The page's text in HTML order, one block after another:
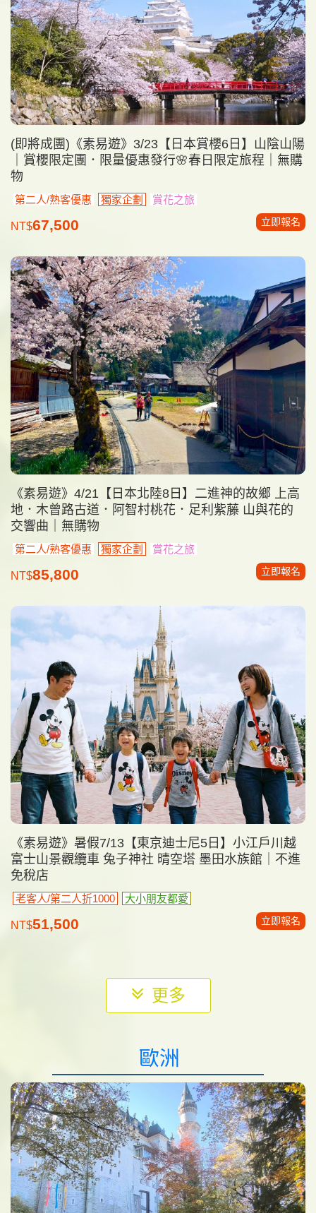
(即將成團)《素易遊》3/23【日本賞櫻6日】山陰山陽
｜賞櫻限定團．限量優惠發行🌸春日限定旅程｜無購
物
第二人/熟客優惠 獨家企劃 賞花之旅
NT$67,500 立即報名
《素易遊》4/21【日本北陸8日】二進神的故鄉 上高
地．木曾路古道．阿智村桃花．足利紫藤 山與花的
交響曲｜無購物
第二人/熟客優惠 獨家企劃 賞花之旅
NT$85,800 立即報名
《素易遊》暑假7/13【東京迪士尼5日】小江戶川越
富士山景觀纜車 兔子神社 晴空塔 墨田水族館｜不進
免稅店
老客人/第二人折1000 大小朋友都愛
NT$51,500 立即報名
更多
歐洲